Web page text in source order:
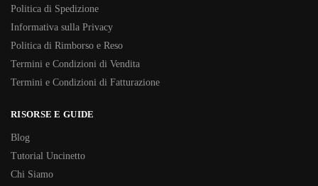
Politica di Spedizione
Informativa sulla Privacy
Politica di Rimborso e Reso
Termini e Condizioni di Vendita
Termini e Condizioni di Fatturazione
RISORSE E GUIDE
Blog
Tutorial Uncinetto
Chi Siamo